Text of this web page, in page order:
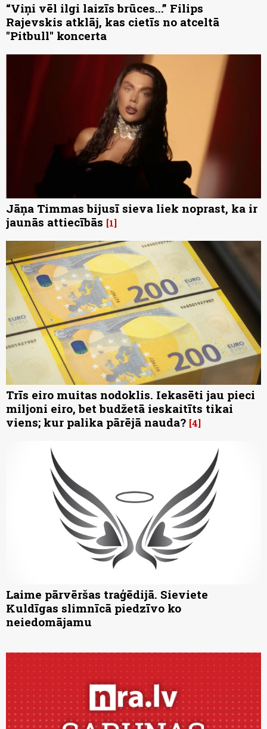
“Viņi vēl ilgi laizīs brūces...” Filips
Rajevskis atklāj, kas cietīs no atceltā
"Pitbull" koncerta
Jāņa Timmas bijusī sieva liek noprast, ka ir
jaunās attiecībās 1
Trīs eiro muitas nodoklis. Iekasēti jau pieci
miljoni eiro, bet budžetā ieskaitīts tikai
viens; kur palika pārējā nauda? 4
Laime pārvēršas traģēdijā. Sieviete
Kuldīgas slimnīcā piedzīvo ko
neiedomājamu